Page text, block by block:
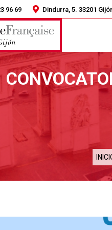
96 69 Dindurra, 5. 33201